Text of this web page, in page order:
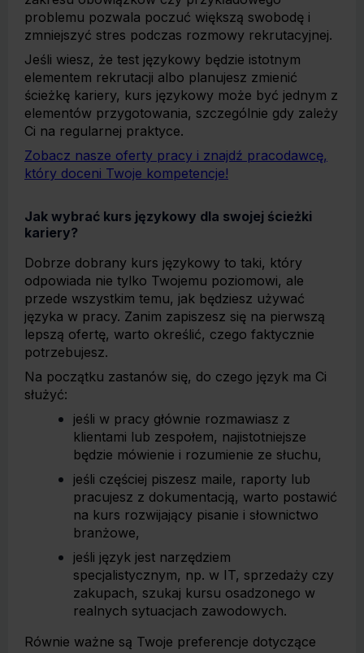
problemu pozwala poczuć większą swobodę i
zmniejszyć stres podczas rozmowy rekrutacyjnej.
Jeśli wiesz, że test językowy będzie istotnym
elementem rekrutacji albo planujesz zmienić
ścieżkę kariery, kurs językowy może być jednym z
elementów przygotowania, szczególnie gdy zależy
Ci na regularnej praktyce.
Zobacz nasze oferty pracy i znajdź pracodawcę,
który doceni Twoje kompetencje!
Jak wybrać kurs językowy dla swojej ścieżki
kariery?
Dobrze dobrany kurs językowy to taki, który
odpowiada nie tylko Twojemu poziomowi, ale
przede wszystkim temu, jak będziesz używać
języka w pracy. Zanim zapiszesz się na pierwszą
lepszą ofertę, warto określić, czego faktycznie
potrzebujesz.
Na początku zastanów się, do czego język ma Ci
służyć:
jeśli w pracy głównie rozmawiasz z
klientami lub zespołem, najistotniejsze
będzie mówienie i rozumienie ze słuchu,
jeśli częściej piszesz maile, raporty lub
pracujesz z dokumentacją, warto postawić
na kurs rozwijający pisanie i słownictwo
branżowe,
jeśli język jest narzędziem
specjalistycznym, np. w IT, sprzedaży czy
zakupach, szukaj kursu osadzonego w
realnych sytuacjach zawodowych.
Równie ważne są Twoje preferencje dotyczące